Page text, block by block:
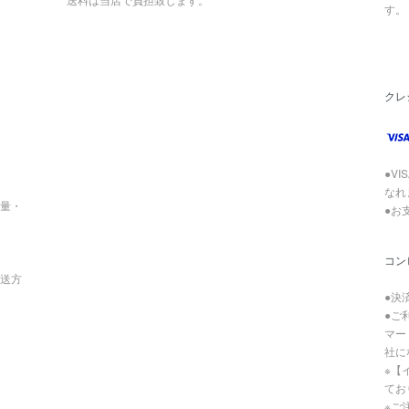
・
方
す。
ク
な
●お
コ
●決
●ご
マ
社
※【
て
※ご